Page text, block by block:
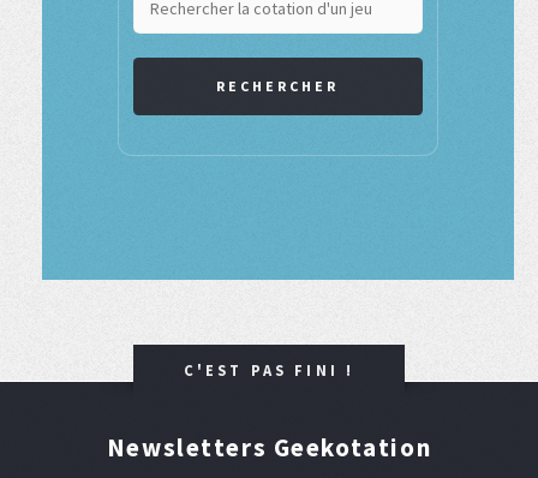
RECHERCHER
C'EST PAS FINI !
Newsletters Geekotation